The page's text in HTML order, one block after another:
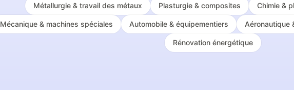
Métallurgie & travail des métaux Plasturgie & composites Chimie &
Mécanique & machines spéciales Automobile & équipementiers Aéronautique
Rénovation énergétique